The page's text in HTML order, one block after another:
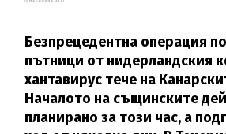
Безпрецедентна операция
пътници от нидерландския
хантавирус тече на
Началото на същинските
планирано за този час, а